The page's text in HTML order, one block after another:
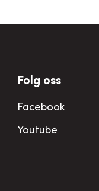
Folg oss
Facebook
Youtube